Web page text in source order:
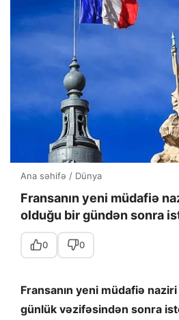
Ana səhifə / Dünya
Fransanın yeni müdafiə
olduğu bir gündən sonra
0 0
Fransanın yeni müdafiə
günlük vəzifəsindən sonra